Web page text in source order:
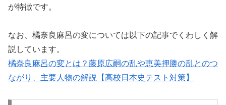
が特徴です。
なお、橘奈良麻呂の変については以下の記事でくわしく解
説しています。
橘奈良麻呂の変とは？藤原広嗣の乱や恵美押勝の乱とのつ
ながり、主要人物の解説【高校日本史テスト対策】